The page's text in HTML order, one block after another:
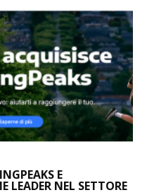
E
LEADER NEL SETTORE